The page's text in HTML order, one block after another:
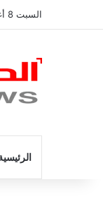
السبت 8 أغسطس 2026